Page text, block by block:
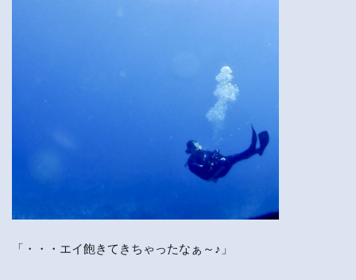
「・・・エイ飽きてきちゃったなぁ～♪」